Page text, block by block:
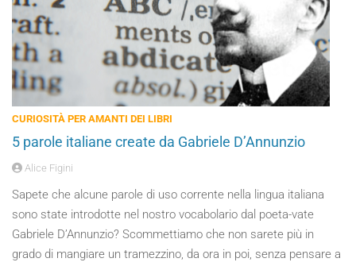
CURIOSITÀ PER AMANTI DEI LIBRI
5 parole italiane create da Gabriele D’Annunzio
Alice Figini
Sapete che alcune parole di uso corrente nella lingua italiana
sono state introdotte nel nostro vocabolario dal poeta-vate
Gabriele D’Annunzio? Scommettiamo che non sarete più in
grado di mangiare un tramezzino, da ora in poi, senza pensare a